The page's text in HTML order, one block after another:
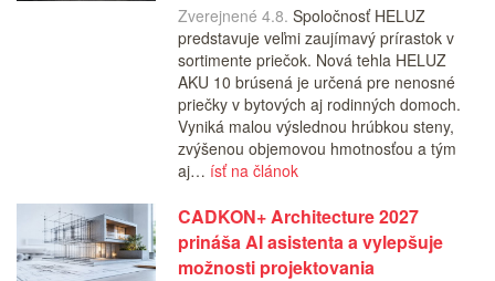
Zverejnené 4.8. Spoločnosť HELUZ
predstavuje veľmi zaujímavý prírastok v
sortimente priečok. Nová tehla HELUZ
AKU 10 brúsená je určená pre nenosné
priečky v bytových aj rodinných domoch.
Vyniká malou výslednou hrúbkou steny,
zvýšenou objemovou hmotnosťou a tým
aj… ísť na článok
CADKON+ Architecture 2027
prináša AI asistenta a vylepšuje
možnosti projektovania